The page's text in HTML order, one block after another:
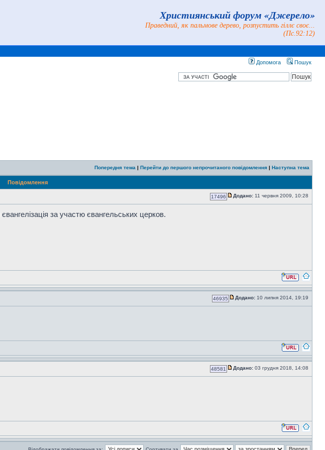
Християнський форум «Джерело»
Праведний, як пальмове дерево, розпустить гіллє своє...
(Пс.92:12)
Допомога Пошук
Попередня тема | Перейти до першого непрочитаного повідомлення | Наступна тема
Повідомлення
17496 Додано: 11 червня 2009, 10:28
за участю євангельських церков.
46935 Додано: 10 липня 2014, 19:19
48581 Додано: 03 грудня 2018, 14:08